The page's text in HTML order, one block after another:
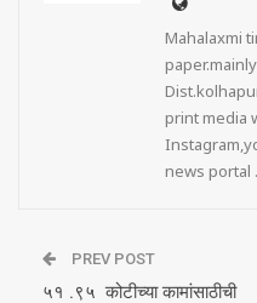
Mahalaxmi
print media
news portal
PREV POST
५१ .९५ कोटीच्या कामांसाठीची